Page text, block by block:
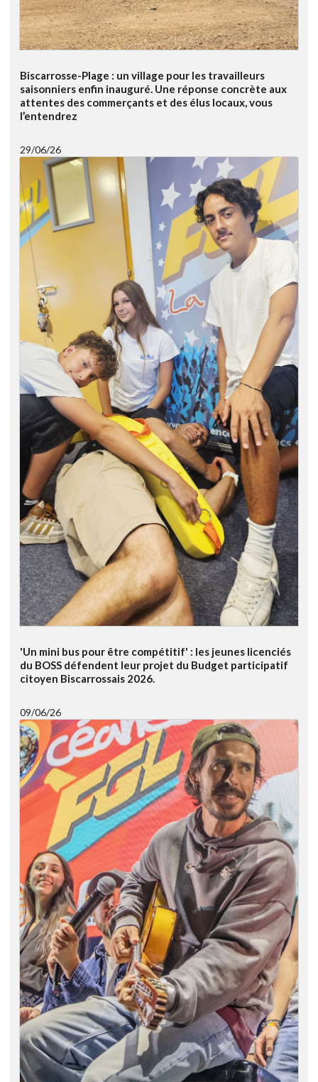
Biscarrosse-Plage : un village pour les travailleurs
saisonniers enfin inauguré. Une réponse concrète aux
attentes des commerçants et des élus locaux, vous
l’entendrez
29/06/26
'Un mini bus pour être compétitif' : les jeunes licenciés
du BOSS défendent leur projet du Budget participatif
citoyen Biscarrossais 2026.
09/06/26